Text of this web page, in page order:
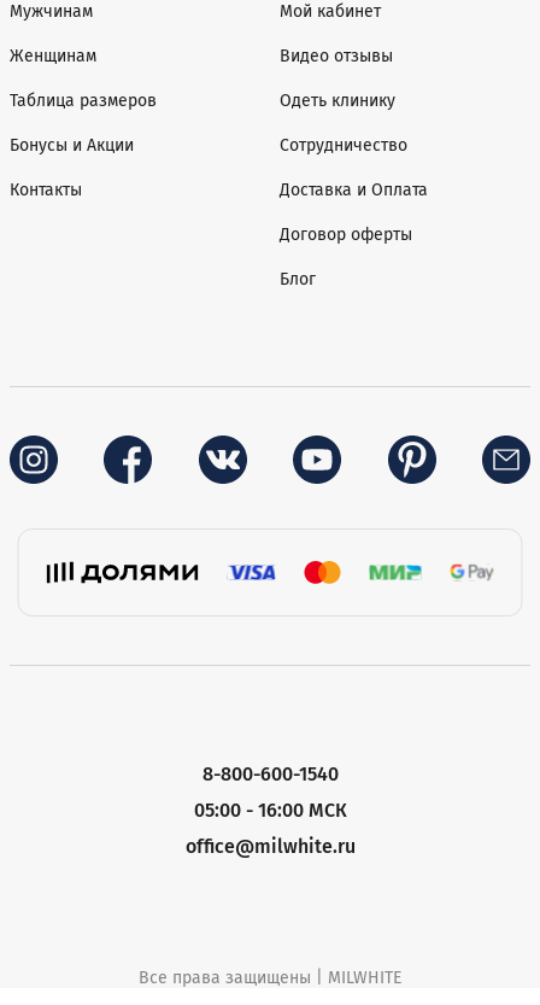
Мужчинам
Женщинам
Таблица размеров
Бонусы и Акции
Контакты
Мой кабинет
Видео отзывы
Одеть клинику
Сотрудничество
Доставка и Оплата
Договор оферты
Блог
8-800-600-1540
05:00 - 16:00 МСК
office@milwhite.ru
Все права защищены | MILWHITE